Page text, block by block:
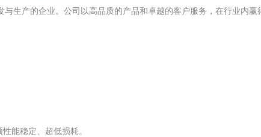
生产的企业。公司以高品质的产品和卓越的客户服务，在行业内赢
能稳定、超低损耗。